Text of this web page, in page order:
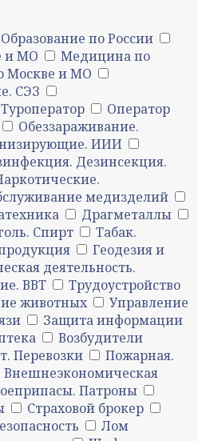
Образование по России
и МО
Медицина по
Москве и МО
СЭЗ
Туроператор
Оператор
Обеззараживание.
ИИИ
Дезинсекция.
медизделий
Драгметаллы
Спирт
Табак.
Геодезия и
деятельность.
ВВТ
Трудоустройство
животных
Управление
Защита информации
Возбудители
Перевозки
Пожарная.
Внешнеэкономическая
Патроны
Страховой брокер
Лом